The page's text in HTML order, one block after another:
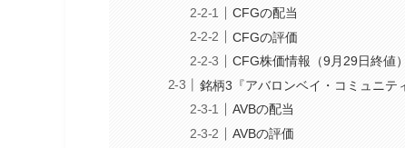
CFGの配当
CFGの評価
CFG株価情報（9月29日終値）
銘柄3『アバロンベイ・コミュニテ
AVBの配当
AVBの評価